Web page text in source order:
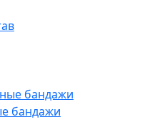
бандажи
бандажи